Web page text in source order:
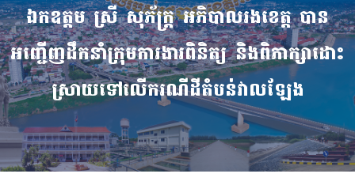
ឯកឧត្ដម ស្រី សុភ័ក្រ្ត អភិបាលរងខេត្ដ បាន
អញ្ជេីញដឹកនាំក្រុមការងារពិនិត្យ និងពិភាក្សាដោះ
ស្រាយទៅលេីករណីដីតំបន់វាលឡែង